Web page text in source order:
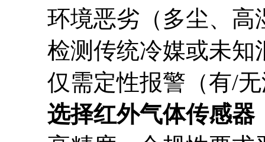
环境恶劣（多尘、高
检测传统冷媒或未知
仅需定性报警（有/
选择红外气体传感器